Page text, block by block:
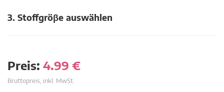
3. Stoffgröβe auswählen
Preis: 4.99 €
Bruttopreis, inkl. MwSt.